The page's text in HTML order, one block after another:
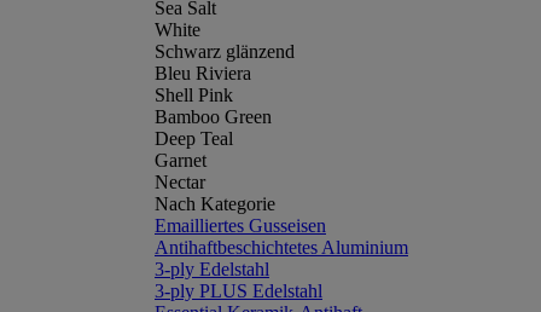
Sea Salt
White
Schwarz glänzend
Bleu Riviera
Shell Pink
Bamboo Green
Deep Teal
Garnet
Nectar
Nach Kategorie
Emailliertes Gusseisen
Antihaftbeschichtetes Aluminium
3-ply Edelstahl
3-ply PLUS Edelstahl